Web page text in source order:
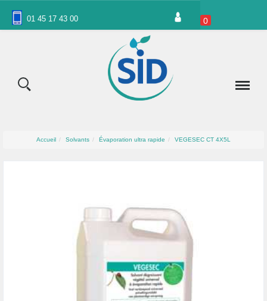
01 45 17 43 00 0
Accueil Solvants Évaporation ultra rapide VEGESEC CT 4X5L